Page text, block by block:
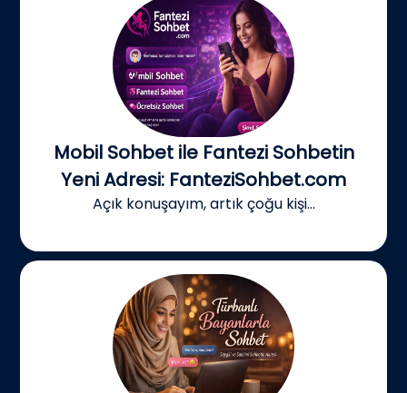
Mobil Sohbet ile Fantezi Sohbetin
Yeni Adresi: FanteziSohbet.com
Açık konuşayım, artık çoğu kişi...